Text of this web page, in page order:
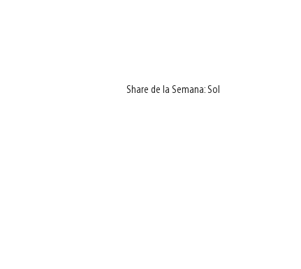
Share de la Semana: Sol